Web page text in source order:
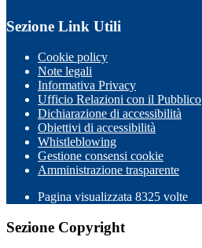
Sezione Link Utili
Cookie policy
Note legali
Informativa Privacy
Ufficio Relazioni con il Pubblico
Dichiarazione di accessibilità
Obiettivi di accessibilità
Whistleblowing
Gestione consensi cookie
Amministrazione trasparente
Pagina visualizzata 8325 volte
Sezione Copyright